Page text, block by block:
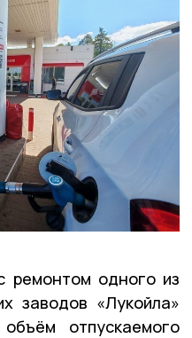
ремонтом одного из
заводов «Лукойла»
отпускаемого